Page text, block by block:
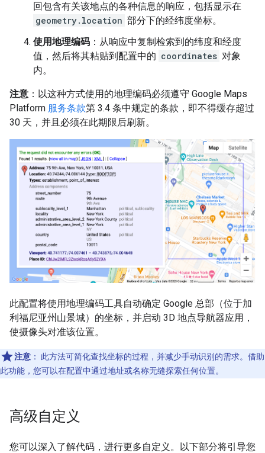
回包含有关该地点的各种信息的响应，包括显示在
geometry.location 部分下的经纬度坐标。
使用地理编码 ：从响应中复制检索到的纬度和经度
值，然后将其粘贴到配置中的 coordinates 对象
内。
注意 ：以这种方式使用的地理编码必须遵守 Google Maps
Platform 服务条款第 3.4 条中规定的条款，即不得缓存超过
30 天，并且必须在此期限后刷新。
此配置将使用地理编码工具自动确定 Google 总部（位于加
利福尼亚州山景城）的坐标，并启动 3D 地点导航器应用，
使摄像头对准该位置。
注意 ：
此方法可简化查找坐标的过程，并减少手动识别的需求。借助
此功能，您可以在配置中通过地址或名称无缝探索任何位置。
高级自定义
您可以深入了解代码，进行更多自定义。以下部分将引导您